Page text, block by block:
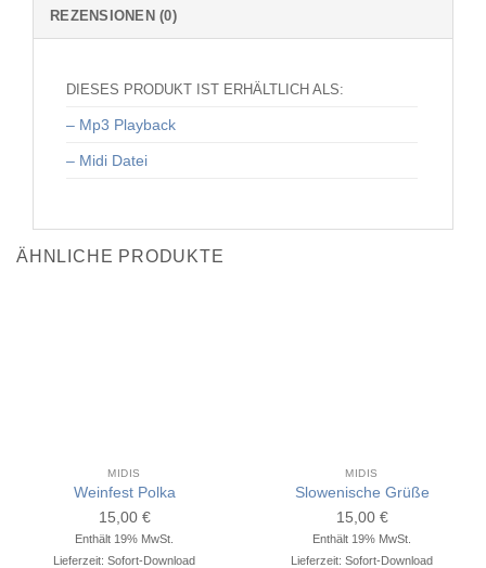
REZENSIONEN (0)
DIESES PRODUKT IST ERHÄLTLICH ALS:
– Mp3 Playback
– Midi Datei
ÄHNLICHE PRODUKTE
MIDIS
Weinfest Polka
15,00 €
Enthält 19% MwSt.
Lieferzeit: Sofort-Download
MIDIS
Slowenische Grüße
15,00 €
Enthält 19% MwSt.
Lieferzeit: Sofort-Download